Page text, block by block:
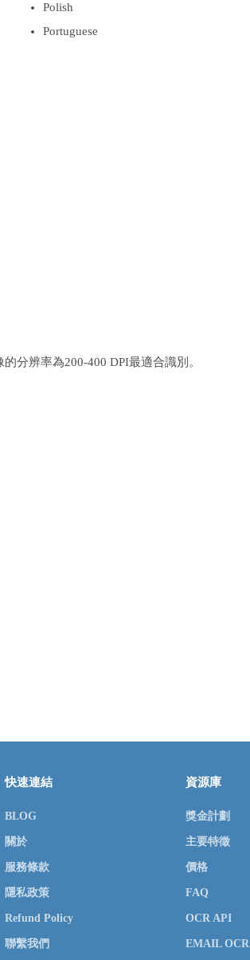
Polish
Portuguese
分辨率為200-400 DPI最適合識別。
快速連結
BLOG
關於
服務條款
隱私政策
Refund Policy
聯繫我們
資源庫
獎金計劃
主要特徵
價格
FAQ
OCR API
EMAIL OCR